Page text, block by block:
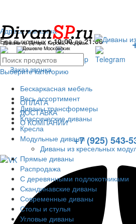
Адреса магазина
Без выходных с10:00до21:00
Заказ звонка
ОПЛАТА
ДОСТАВКА
О КОМПАНИИ
+7 (925) 543-
Выберите категорию
Бескаркасная мебель
Весь ассортимент
Диваны трансформеры
Классические диваны
Кресла
Модульные диваны
Диваны из кресельных
Прямые диваны
Распродажа
С деревянными подлокотниками
Скандинавские диваны
Современные диваны
Столы и стулья
Угловые диваны